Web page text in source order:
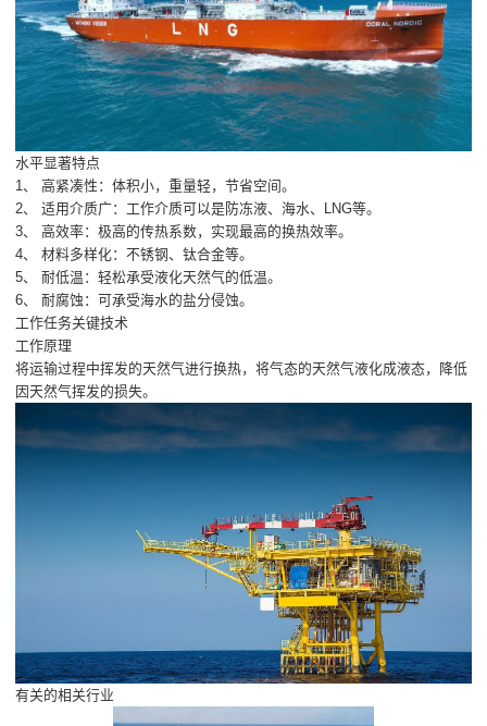
水平显著特点
1、 高紧凑性：体积小，重量轻，节省空间。
2、 适用介质广：工作介质可以是防冻液、海水、LNG等。
3、 高效率：极高的传热系数，实现最高的换热效率。
4、 材料多样化：不锈钢、钛合金等。
5、 耐低温：轻松承受液化天然气的低温。
6、 耐腐蚀：可承受海水的盐分侵蚀。
工作任务关键技术
工作原理
将运输过程中挥发的天然气进行换热，将气态的天然气液化成液态，降低
因天然气挥发的损失。
有关的相关行业